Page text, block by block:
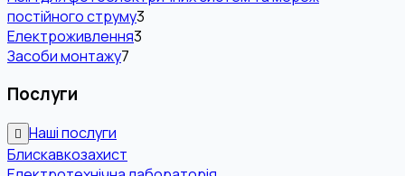
постійного струму3
Електроживлення3
Засоби монтажу7
Послуги
Наші послуги
Блискавкозахист